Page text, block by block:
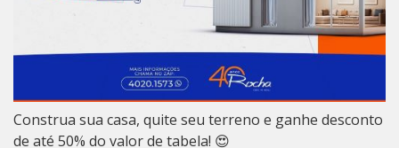
Construa sua casa, quite seu terreno e ganhe desconto
de até 50% do valor de tabela! 😍